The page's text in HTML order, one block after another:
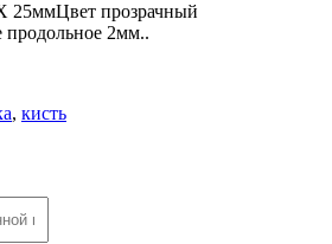
25ммЦвет прозрачный
продольное 2мм..
, кисть